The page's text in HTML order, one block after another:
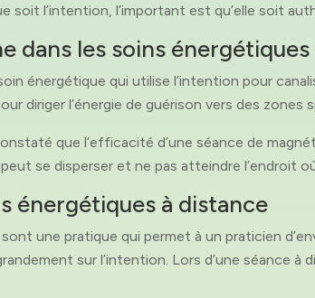
soit l’intention, l’important est qu’elle soit
dans les soins énergétiques
énergétique qui utilise l’intention pour
diriger l’énergie de guérison vers des
que l’efficacité d’une séance de
se disperser et ne pas atteindre l’endroit
énergétiques à distance
une pratique qui permet à un praticien
sur l’intention. Lors d’une séance